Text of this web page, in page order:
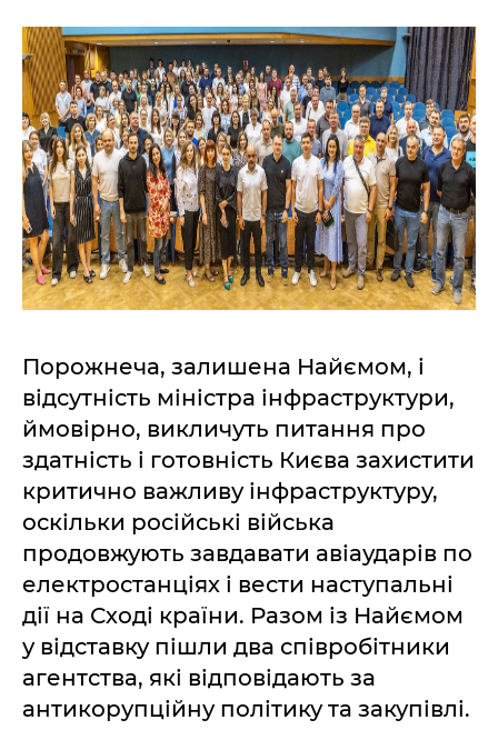
Порожнеча, залишена Найємом, і
відсутність міністра інфраструктури,
ймовірно, викличуть питання про
здатність і готовність Києва захистити
критично важливу інфраструктуру,
оскільки російські війська
продовжують завдавати авіаударів по
електростанціях і вести наступальні
дії на Сході країни. Разом із Найємом
у відставку пішли два співробітники
агентства, які відповідають за
антикорупційну політику та закупівлі.